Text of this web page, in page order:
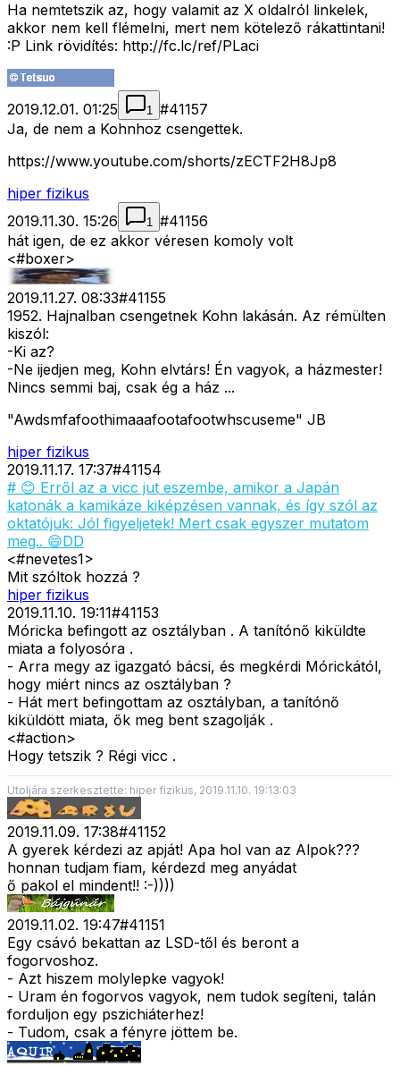
Ha nemtetszik az, hogy valamit az X oldalról linkelek,
akkor nem kell flémelni, mert nem kötelező rákattintani!
:P Link rövidítés: http://fc.lc/ref/PLaci
2019.12.01. 01:25 1 #41157
Ja, de nem a Kohnhoz csengettek.
https://www.youtube.com/shorts/zECTF2H8Jp8
hiper fizikus
2019.11.30. 15:26
1 #41156
hát igen, de ez akkor véresen komoly volt
<#boxer>
2019.11.27. 08:33#41155
1952. Hajnalban csengetnek Kohn lakásán. Az rémülten
kiszól:
-Ki az?
-Ne ijedjen meg, Kohn elvtárs! Én vagyok, a házmester!
Nincs semmi baj, csak ég a ház ...
"Awdsmfafoothimaaafootafootwhscuseme" JB
hiper fizikus
2019.11.17. 17:37#41154
# 😊 Erről az a vicc jut eszembe, amikor a Japán
katonák a kamikáze kiképzésen vannak, és így szól az
oktatójuk: Jól figyeljetek! Mert csak egyszer mutatom
meg.. 😄DD
<#nevetes1>
Mit szóltok hozzá ?
hiper fizikus
2019.11.10. 19:11#41153
Móricka befingott az osztályban . A tanítónő kiküldte
miata a folyosóra .
- Arra megy az igazgató bácsi, és megkérdi Mórickától,
hogy miért nincs az osztályban ?
- Hát mert befingottam az osztályban, a tanítónő
kiküldött miata, ők meg bent szagolják .
<#action>
Hogy tetszik ? Régi vicc .
Utoljára szerkesztette: hiper fizikus, 2019.11.10. 19:13:03
2019.11.09. 17:38#41152
A gyerek kérdezi az apját! Apa hol van az Alpok???
honnan tudjam fiam, kérdezd meg anyádat
ő pakol el mindent!! :-))))
2019.11.02. 19:47#41151
Egy csávó bekattan az LSD-től és beront a
fogorvoshoz.
- Azt hiszem molylepke vagyok!
- Uram én fogorvos vagyok, nem tudok segíteni, talán
forduljon egy pszichiáterhez!
- Tudom, csak a fényre jöttem be.